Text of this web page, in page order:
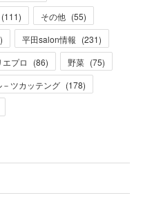
(111) その他 (55)
) 平田salon情報 (231)
プロ (86) 野菜 (75)
－ツカッテング (178)